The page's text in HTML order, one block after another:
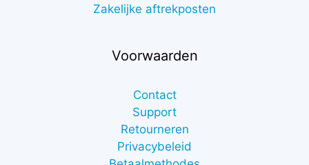
Zakelijke aftrekposten
Voorwaarden
Contact
Support
Retourneren
Privacybeleid